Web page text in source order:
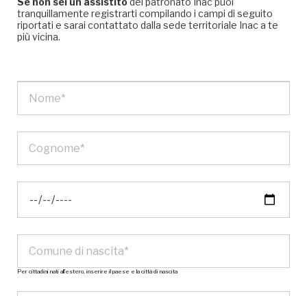
tranquillamente registrarti compilando i campi di seguito
riportati e sarai contattato dalla sede territoriale Inac a te
più vicina.
Per cittadini nati all’estero, inserire il paese e la città di nascita